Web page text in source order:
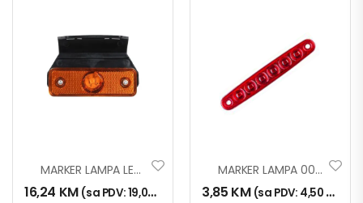
MARKER LAMPA LED SA NOS.
16,24 KM (sa PDV:19,00
MARKER LAMPA 0051 6 LED CRVENA NT
3,85 KM (sa PDV: 4,50 KM